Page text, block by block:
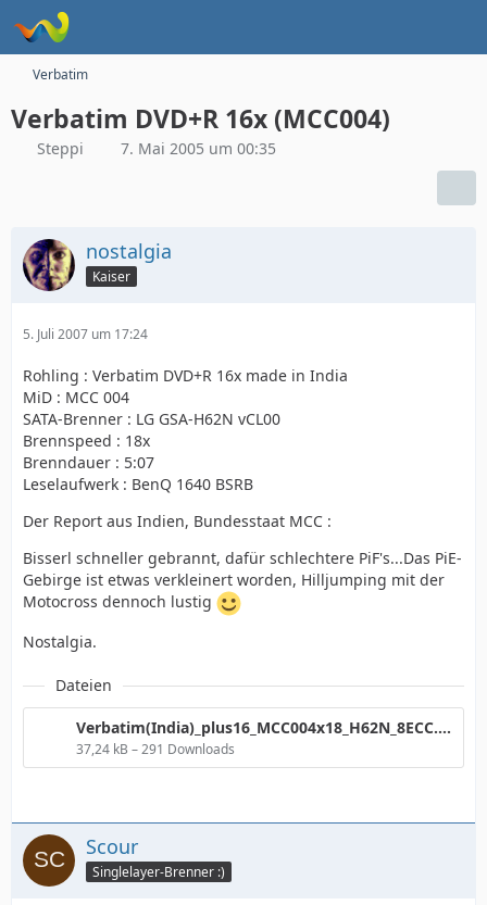
Verbatim
Verbatim DVD+R 16x (MCC004)
Steppi 7. Mai 2005 um 00:35
nostalgia
Kaiser
5. Juli 2007 um 17:24
Rohling : Verbatim DVD+R 16x made in India
MiD : MCC 004
SATA-Brenner : LG GSA-H62N vCL00
Brennspeed : 18x
Brenndauer : 5:07
Leselaufwerk : BenQ 1640 BSRB
Der Report aus Indien, Bundesstaat MCC :
Bisserl schneller gebrannt, dafür schlechtere PiF's...Das PiE-
Gebirge ist etwas verkleinert worden, Hilljumping mit der
Motocross dennoch lustig
Nostalgia.
Dateien
Verbatim(India)_plus16_MCC004x18_H62N_8ECC.png
37,24 kB – 291 Downloads
Scour
Singlelayer-Brenner :)